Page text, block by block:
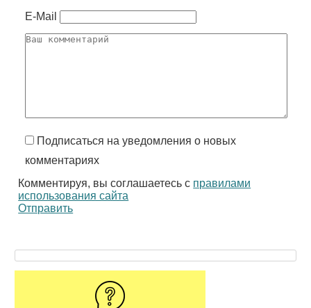
E-Mail
Подписаться на уведомления о новых
комментариях
Комментируя, вы соглашаетесь с правилами
использования сайта
Отправить